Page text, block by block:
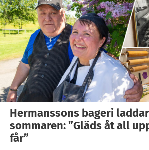
Hermanssons bageri
sommaren: ”Gläds åt all
får”